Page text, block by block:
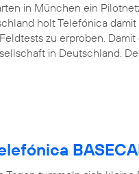
in München ein
holt Telefónica
zu erproben.
in Deutschland.